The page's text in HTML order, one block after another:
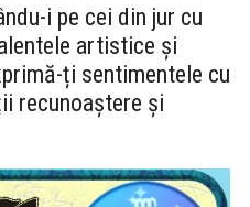
i pe cei din jur cu
artistice și
ți sentimentele cu
recunoaștere și